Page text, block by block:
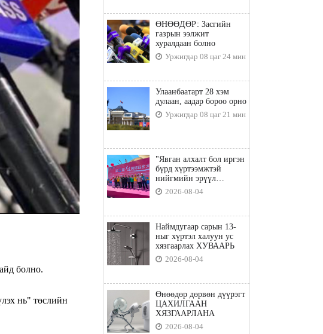
болно.
нь" төслийн
ӨНӨӨДӨР: Засгийн
газрын ээлжит
хуралдаан болно
Уржигдар 08 цаг 24 мин
Улаанбаатарт 28 хэм
дулаан, аадар бороо орно
Уржигдар 08 цаг 21 мин
"Явган алхалт бол иргэн
бүрд хүртээмжтэй
нийгмийн эрүүл
мэндийн бодлого"
2026-08-04
Наймдугаар сарын 13-
ныг хүртэл халуун ус
хязгаарлах ХУВААРЬ
2026-08-04
Өнөөдөр дөрвөн дүүрэгт
ЦАХИЛГААН
ХЯЗГААРЛАНА
2026-08-04